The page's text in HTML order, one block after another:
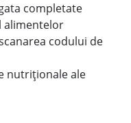
completate
alimentelor
codului de
nutriționale ale